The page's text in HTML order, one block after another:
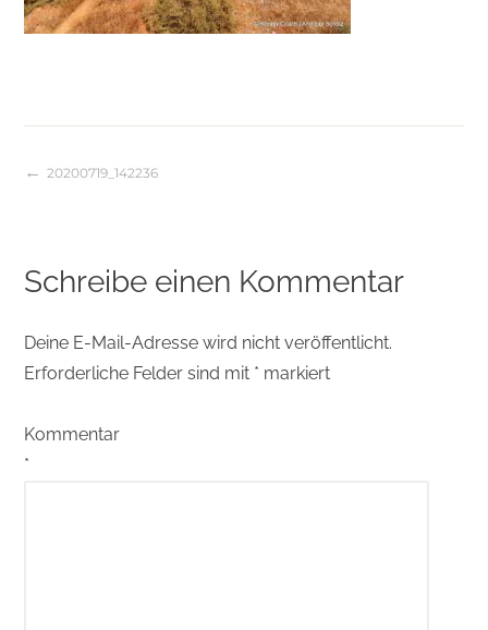
Beitragsnavigation
20200719_142236
Schreibe einen Kommentar
Deine E-Mail-Adresse wird nicht veröffentlicht.
Erforderliche Felder sind mit * markiert
Kommentar
*